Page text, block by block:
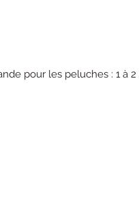
pour les peluches : 1 à 2